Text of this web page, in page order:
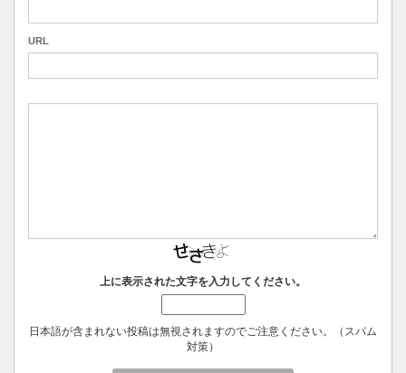
URL
上に表示された文字を入力してください。
日本語が含まれない投稿は無視されますのでご注意ください。（スパム
対策）